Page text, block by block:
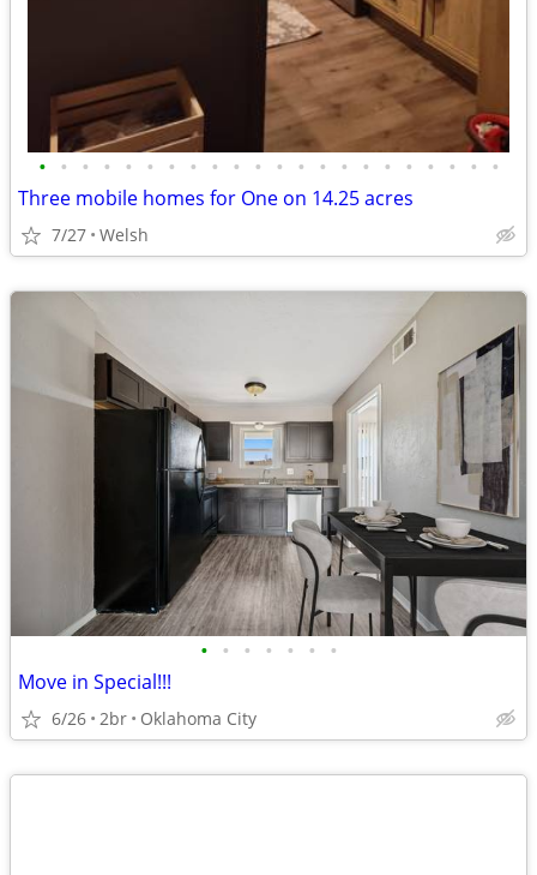
• • • • • • • • • • • • • • • • • • • • • •
Three mobile homes for One on 14.25 acres
7/27 Welsh
• • • • • • •
Move in Special!!!
6/26 2br Oklahoma City